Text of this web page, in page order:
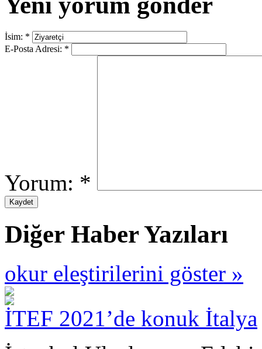
İsim: *
E-Posta Adresi: *
Yorum: *
Diğer Haber Yazıları
okur eleştirilerini göster »
İTEF 2021’de konuk İtalya